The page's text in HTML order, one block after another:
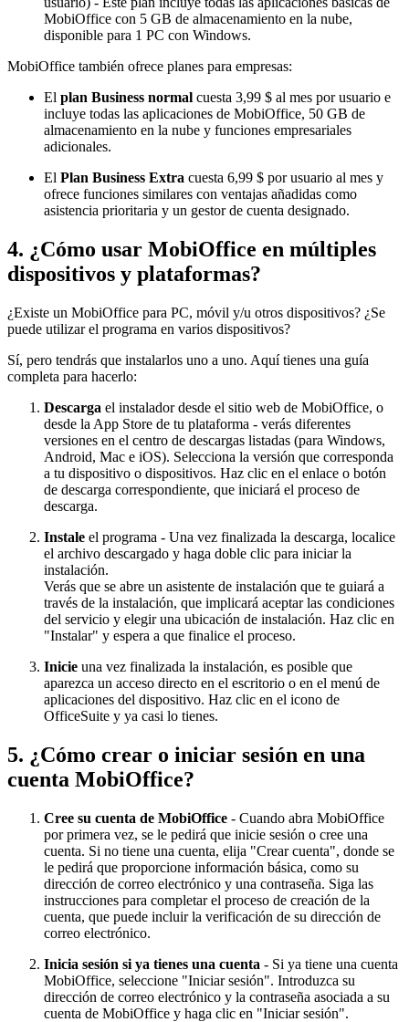
MobiOffice con 5 GB de almacenamiento en la nube,
disponible para 1 PC con Windows.
MobiOffice también ofrece planes para empresas:
El plan Business normal cuesta 3,99 $ al mes por usuario e
incluye todas las aplicaciones de MobiOffice, 50 GB de
almacenamiento en la nube y funciones empresariales
adicionales.
El Plan Business Extra cuesta 6,99 $ por usuario al mes y
ofrece funciones similares con ventajas añadidas como
asistencia prioritaria y un gestor de cuenta designado.
4. ¿Cómo usar MobiOffice en múltiples
dispositivos y plataformas?
¿Existe un MobiOffice para PC, móvil y/u otros dispositivos? ¿Se
puede utilizar el programa en varios dispositivos?
Sí, pero tendrás que instalarlos uno a uno. Aquí tienes una guía
completa para hacerlo:
Descarga el instalador desde el sitio web de MobiOffice, o
desde la App Store de tu plataforma - verás diferentes
versiones en el centro de descargas listadas (para Windows,
Android, Mac e iOS). Selecciona la versión que corresponda
a tu dispositivo o dispositivos. Haz clic en el enlace o botón
de descarga correspondiente, que iniciará el proceso de
descarga.
Instale el programa - Una vez finalizada la descarga, localice
el archivo descargado y haga doble clic para iniciar la
instalación.
Verás que se abre un asistente de instalación que te guiará a
través de la instalación, que implicará aceptar las condiciones
del servicio y elegir una ubicación de instalación. Haz clic en
"Instalar" y espera a que finalice el proceso.
Inicie una vez finalizada la instalación, es posible que
aparezca un acceso directo en el escritorio o en el menú de
aplicaciones del dispositivo. Haz clic en el icono de
OfficeSuite y ya casi lo tienes.
5. ¿Cómo crear o iniciar sesión en una
cuenta MobiOffice?
Cree su cuenta de MobiOffice - Cuando abra MobiOffice
por primera vez, se le pedirá que inicie sesión o cree una
cuenta. Si no tiene una cuenta, elija "Crear cuenta", donde se
le pedirá que proporcione información básica, como su
dirección de correo electrónico y una contraseña. Siga las
instrucciones para completar el proceso de creación de la
cuenta, que puede incluir la verificación de su dirección de
correo electrónico.
Inicia sesión si ya tienes una cuenta - Si ya tiene una cuenta
MobiOffice, seleccione "Iniciar sesión". Introduzca su
dirección de correo electrónico y la contraseña asociada a su
cuenta de MobiOffice y haga clic en "Iniciar sesión".